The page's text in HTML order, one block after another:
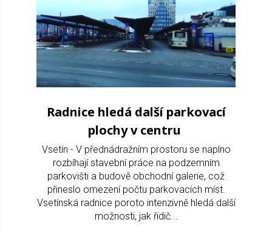
Radnice hledá další parkovací
plochy v centru
Vsetín - V přednádražním prostoru se naplno
rozbíhají stavební práce na podzemním
parkovišti a budově obchodní galerie, což
přineslo omezení počtu parkovacích míst.
Vsetínská radnice poroto intenzivně hledá další
možnosti, jak řidič...